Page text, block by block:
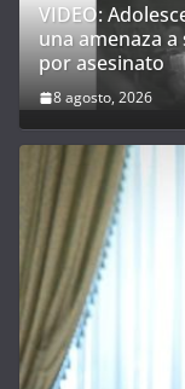
VIDEO:
una amenaza
por asesinato
8 agosto, 2026